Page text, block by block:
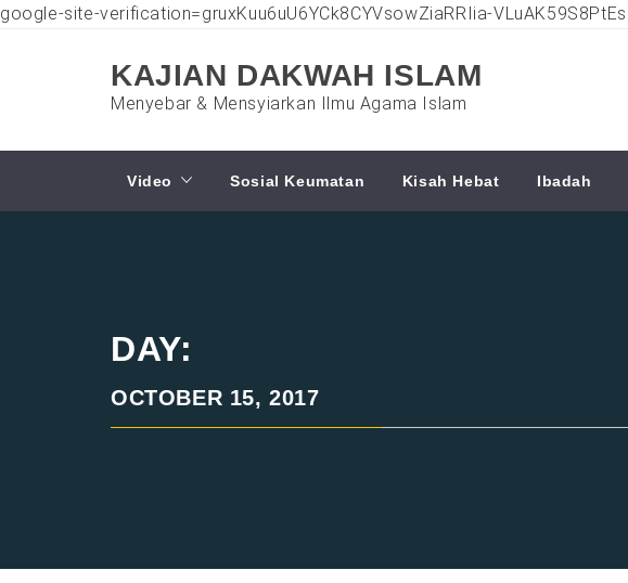
google-site-verification=gruxKuu6uU6YCk8CYVsowZiaRRIia-VLuAK59S8PtEs
KAJIAN DAKWAH ISLAM
Menyebar & Mensyiarkan Ilmu Agama Islam
Video Sosial Keumatan Kisah Hebat Ibadah
DAY:
OCTOBER 15, 2017